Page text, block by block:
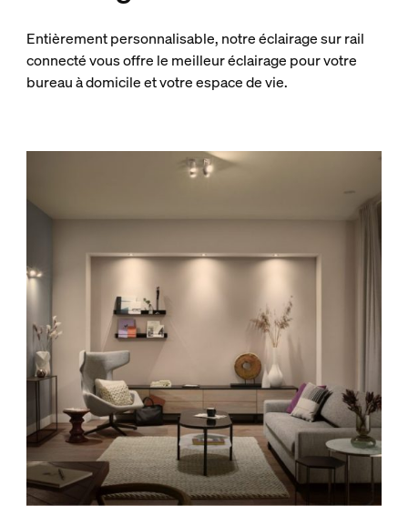
Entièrement personnalisable, notre éclairage sur rail
connecté vous offre le meilleur éclairage pour votre
bureau à domicile et votre espace de vie.